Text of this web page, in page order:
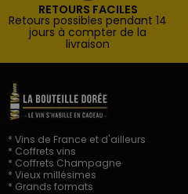
RETOURS FACILES
Retours possibles pendant 14
jours à compter de la
livraison
* Vins de France et d'ailleurs
* Coffrets vins
* Coffrets Champagne
* Vieux millésimes
* Grands formats